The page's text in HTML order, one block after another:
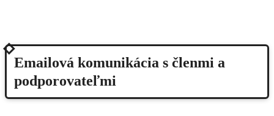
2008
Emailová komunikácia s členmi a
podporovateľmi